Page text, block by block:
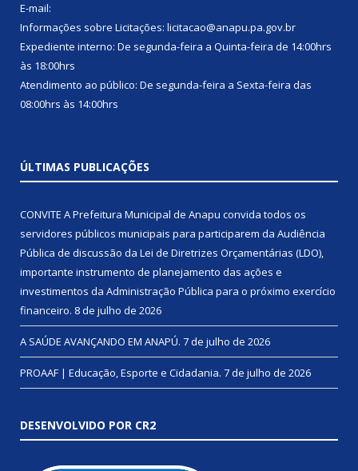
E-mail:
Informações sobre Licitações: licitacao@anapu.pa.gov.br
Expediente interno: De segunda-feira a Quinta-feira de 14:00hrs
às 18:00hrs
Atendimento ao público: De segunda-feira a Sexta-feira das
08:00hrs às 14:00hrs
ÚLTIMAS PUBLICAÇÕES
CONVITE A Prefeitura Municipal de Anapu convida todos os
servidores públicos municipais para participarem da Audiência
Pública de discussão da Lei de Diretrizes Orçamentárias (LDO),
importante instrumento de planejamento das ações e
investimentos da Administração Pública para o próximo exercício
financeiro. 8 de julho de 2026
A SAÚDE AVANÇANDO EM ANAPÚ. 7 de julho de 2026
PROAAF | Educação, Esporte e Cidadania. 7 de julho de 2026
DESENVOLVIDO POR CR2